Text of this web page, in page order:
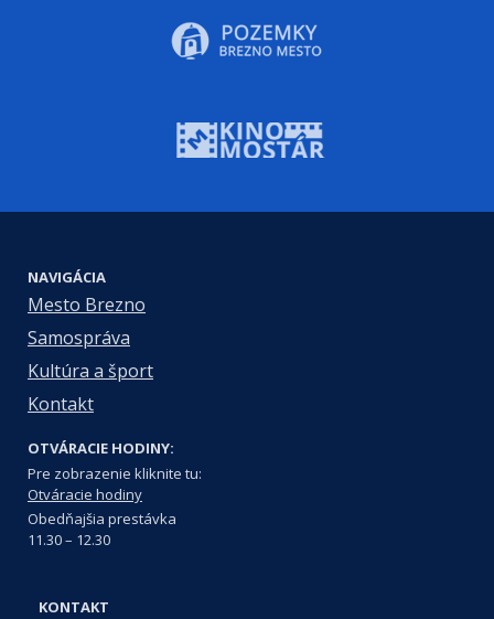
NAVIGÁCIA
Mesto Brezno
Samospráva
Kultúra a šport
Kontakt
OTVÁRACIE HODINY:
Pre zobrazenie kliknite tu:
Otváracie hodiny
Obedňajšia prestávka
11.30 – 12.30
KONTAKT